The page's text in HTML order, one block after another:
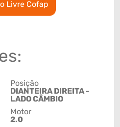
Livre Cofap
Posição
DIANTEIRA DIREITA -
LADO CÂMBIO
Motor
2.0